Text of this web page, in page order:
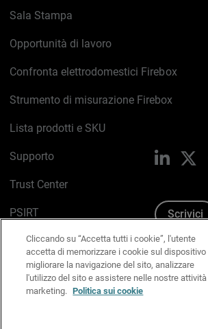
Sala Stampa
Opportunità di lavoro
Confronta elettrodomestici Firebox
Strumento di misurazione Firebox
Lista prodotti e SKU
Supporto
Trust Center
PSIRT
Politica sui cookie
Informativa sulla privacy
Kit Media & Brand
Scrivici
Cliccando su “Accetta tutti i cookie”, l'utente
accetta di memorizzare i cookie sul dispositivo
migliorare la navigazione del sito, analizzare
l'utilizzo del sito e assistere nelle nostre attività
marketing. Politica sui cookie